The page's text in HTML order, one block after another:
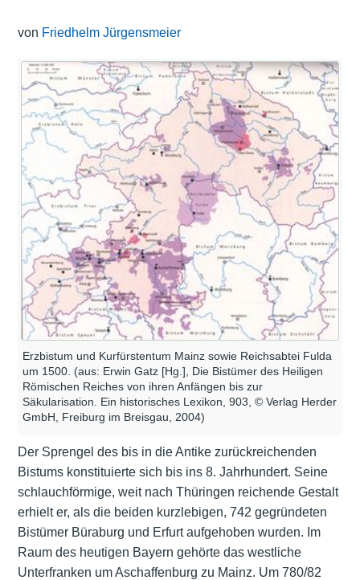
von Friedhelm Jürgensmeier
Erzbistum und Kurfürstentum Mainz sowie Reichsabtei Fulda
um 1500. (aus: Erwin Gatz [Hg.], Die Bistümer des Heiligen
Römischen Reiches von ihren Anfängen bis zur
Säkularisation. Ein historisches Lexikon, 903, © Verlag Herder
GmbH, Freiburg im Breisgau, 2004)
Der Sprengel des bis in die Antike zurückreichenden
Bistums konstituierte sich bis ins 8. Jahrhundert. Seine
schlauchförmige, weit nach Thüringen reichende Gestalt
erhielt er, als die beiden kurzlebigen, 742 gegründeten
Bistümer Büraburg und Erfurt aufgehoben wurden. Im
Raum des heutigen Bayern gehörte das westliche
Unterfranken um Aschaffenburg zu Mainz. Um 780/82